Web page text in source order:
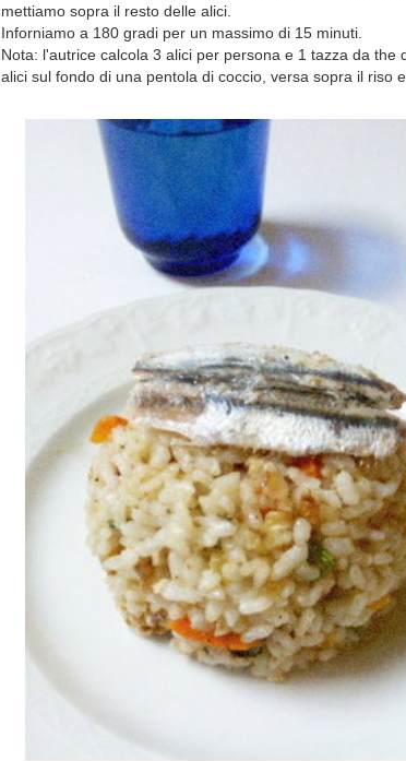
mettiamo sopra il resto delle alici.
Inforniamo a 180 gradi per un massimo di 15 minuti.
Nota: l'autrice calcola 3 alici per persona e 1 tazza da
alici sul fondo di una pentola di coccio, versa sopra il riso